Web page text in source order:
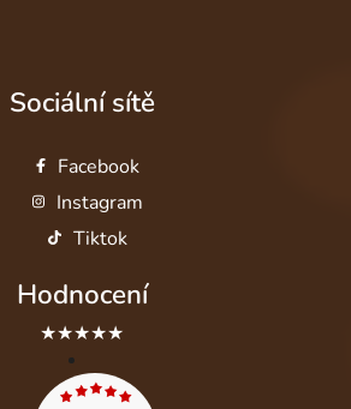
Sociální sítě
Facebook
Instagram
Tiktok
Hodnocení
★★★★★